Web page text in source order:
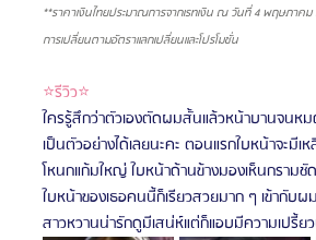
**ราคาเงินไทยประมาณการจากเรทเงิน ณ วันที่ 4 พฤษภาค
การเปลี่ยนตามอัตราแลกเปลี่ยนและโปรโมชั่น
⭐รีวิว⭐
ใครรู้สึกว่าตัวเองตัดผมสั้นแล้วหน้าบานจนห
เป็นตัวอย่างได้เลยนะคะ ตอนแรกใบหน้าจะมีเ
โหนกแก้มใหญ่ ใบหน้าด้านข้างมองเห็นกราม
ใบหน้าของเธอคนนี้ก็เรียวสวยมาก ๆ เข้ากับ
สาวหวานน่ารักดูมีเสน่ห์แต่ก็แอบมีความเปรี้ย